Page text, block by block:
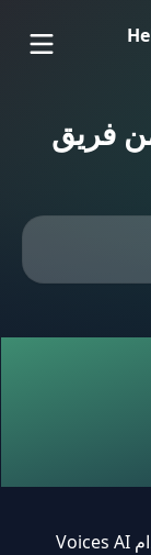
فريق
ابدأ من هنا للتعرّف على أساسيات استخدام Voices AI